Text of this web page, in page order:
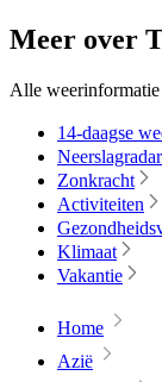
Meer over
Alle
14-daagse
Neerslagradar
Zonkracht
Activiteiten
Klimaat
Vakantie
Home
Azië